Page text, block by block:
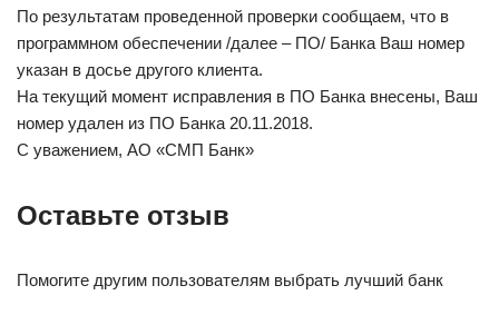
По результатам проведенной проверки сообщаем, что в
программном обеспечении /далее – ПО/ Банка Ваш номер
указан в досье другого клиента.
На текущий момент исправления в ПО Банка внесены, Ваш
номер удален из ПО Банка 20.11.2018.
С уважением, АО «СМП Банк»
Оставьте отзыв
Помогите другим пользователям выбрать лучший банк